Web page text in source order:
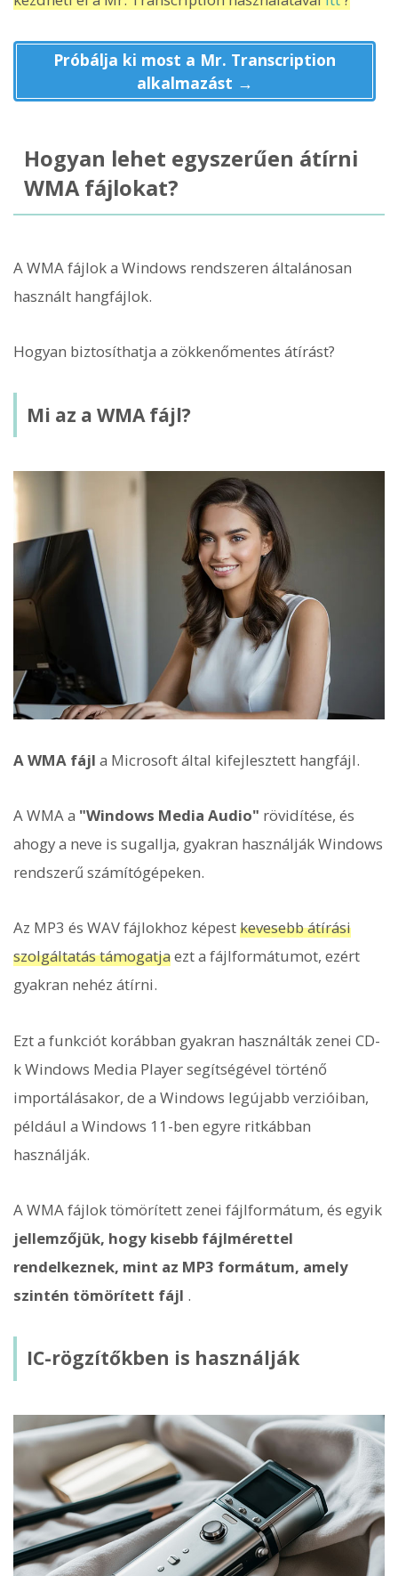
Próbálja ki most a Mr. Transcription
alkalmazást →
Hogyan lehet egyszerűen átírni
WMA fájlokat?
A WMA fájlok a Windows rendszeren általánosan
használt hangfájlok.
Hogyan biztosíthatja a zökkenőmentes átírást?
Mi az a WMA fájl?
A WMA fájl a Microsoft által kifejlesztett hangfájl.
A WMA a "Windows Media Audio" rövidítése, és
ahogy a neve is sugallja, gyakran használják Windows
rendszerű számítógépeken.
Az MP3 és WAV fájlokhoz képestkevesebb átírási
szolgáltatás támogatjaezt a fájlformátumot, ezért
gyakran nehéz átírni.
Ezt a funkciót korábban gyakran használták zenei CD-
k Windows Media Player segítségével történő
importálásakor, de a Windows legújabb verzióiban,
például a Windows 11-ben egyre ritkábban
használják.
A WMA fájlok tömörített zenei fájlformátum, és egyik
jellemzőjük, hogy kisebb fájlmérettel
rendelkeznek, mint az MP3 formátum, amely
szintén tömörített fájl .
IC-rögzítőkben is használják